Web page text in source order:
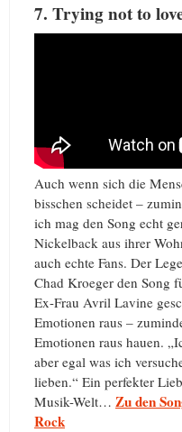
7. Trying not to
Auch wenn sich die
bisschen scheidet –
ich mag den Song echt
Nickelback aus ihrer
auch echte Fans. Der
Chad Kroeger den Song
Ex-Frau Avril Lavine
Emotionen raus –
Emotionen raus hauen.
aber egal was ich
lieben.“ Ein perfekter
Musik-Welt… Zu den
Rock